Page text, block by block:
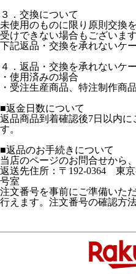
３．交換について
未使用のものに限り原則交換
受けできない場合もございます
下記返品・交換を承れないケ
４．返品・交換を承れないケ
・使用済みの場合
・受注生産商品、特注制作商
■返金日数について
返品商品到着確認後7日以内に
す。
■返品のお手続きについて
当店のページのお問合せから
返送先住所：〒192-0364 東京
号室
注文番号を事前にご準備いた
行えます。注文番号の確認方